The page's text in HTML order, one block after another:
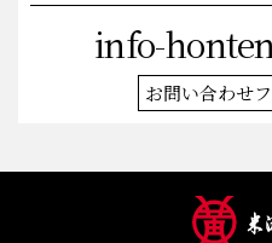
info-
お問い合わせ